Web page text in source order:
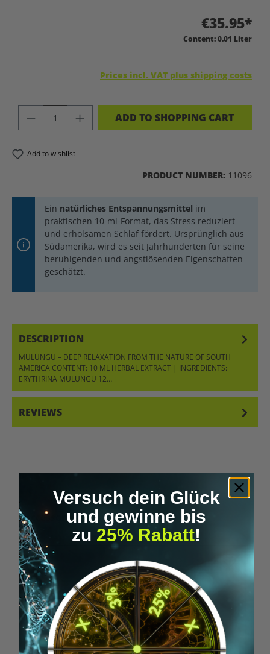
€35.95*
Content:0.01 Liter
Prices incl. VAT plus shipping costs
PRODUCT QUANTITY: ENTER THE
ADD TO SHOPPING CART
Add to wishlist
PRODUCT NUMBER: 11096
Ein natürliches Entspannungsmittel im
praktischen 10-ml-Format, das Stress reduziert
und erholsamen Schlaf fördert. Ursprünglich aus
Südamerika, wird es seit Jahrhunderten für seine
beruhigenden und angstlösenden Eigenschaften
geschätzt.
DESCRIPTION
MULUNGU – DEEP RELAXATION FROM THE NATURE OF SOUTH
AMERICA CONTENT: 10 ML HERBAL EXTRACT | INGREDIENTS:
ERYTHRINA MULUNGU 12…
REVIEWS
Skip product gallery
Accessory Items
Versuch dein Glück
und gewinne bis
zu 25% Rabatt!